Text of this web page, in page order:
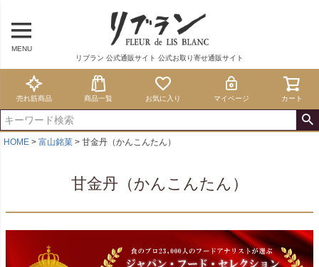
MENU
リブラン 公式通販サイト 公式お取り寄せ通販サイト
売れ筋商品 商品一覧 お気に入り マイページ カート
HOME 富山銘菓 甘金丹（かんこんたん）
甘金丹（かんこんたん）